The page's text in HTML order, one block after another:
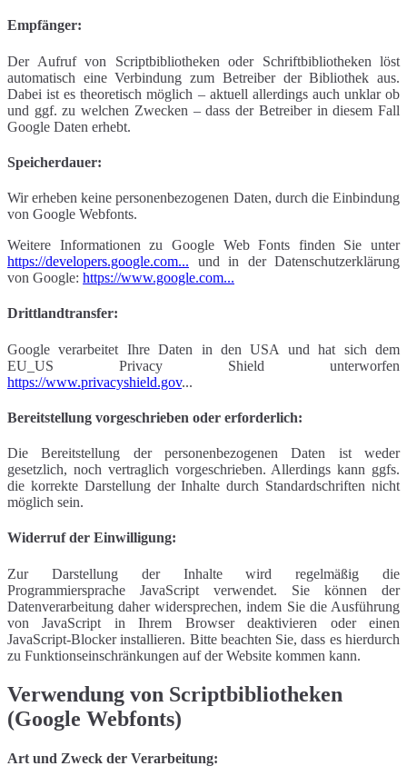
Empfänger:
Der Aufruf von Scriptbibliotheken oder Schriftbibliotheken löst
automatisch eine Verbindung zum Betreiber der Bibliothek aus.
Dabei ist es theoretisch möglich – aktuell allerdings auch unklar ob
und ggf. zu welchen Zwecken – dass der Betreiber in diesem Fall
Google Daten erhebt.
Speicherdauer:
Wir erheben keine personenbezogenen Daten, durch die Einbindung
von Google Webfonts.
Weitere Informationen zu Google Web Fonts finden Sie unter
https://developers.google.com... und in der Datenschutzerklärung
von Google: https://www.google.com...
Drittlandtransfer:
Google verarbeitet Ihre Daten in den USA und hat sich dem
EU_US Privacy Shield unterworfen
https://www.privacyshield.gov...
Bereitstellung vorgeschrieben oder erforderlich:
Die Bereitstellung der personenbezogenen Daten ist weder
gesetzlich, noch vertraglich vorgeschrieben. Allerdings kann ggfs.
die korrekte Darstellung der Inhalte durch Standardschriften nicht
möglich sein.
Widerruf der Einwilligung:
Zur Darstellung der Inhalte wird regelmäßig die
Programmiersprache JavaScript verwendet. Sie können der
Datenverarbeitung daher widersprechen, indem Sie die Ausführung
von JavaScript in Ihrem Browser deaktivieren oder einen
JavaScript-Blocker installieren. Bitte beachten Sie, dass es hierdurch
zu Funktionseinschränkungen auf der Website kommen kann.
Verwendung von Scriptbibliotheken
(Google Webfonts)
Art und Zweck der Verarbeitung: